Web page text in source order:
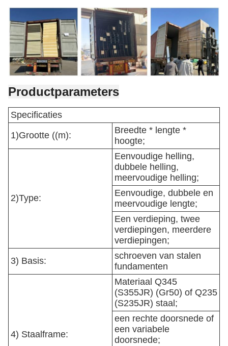
Productparameters
Specificaties
1)Grootte ((m):
Breedte * lengte *
hoogte;
2)Type:
Eenvoudige helling,
dubbele helling,
meervoudige helling;
Eenvoudige, dubbele en
meervoudige lengte;
Een verdieping, twee
verdiepingen, meerdere
verdiepingen;
3) Basis:
schroeven van stalen
fundamenten
4) Staalframe:
Materiaal Q345
(S355JR) (Gr50) of Q235
(S235JR) staal;
een rechte doorsnede of
een variabele
doorsnede;